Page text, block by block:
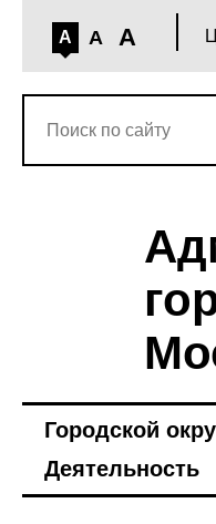
A A A
Городской
Деятельность